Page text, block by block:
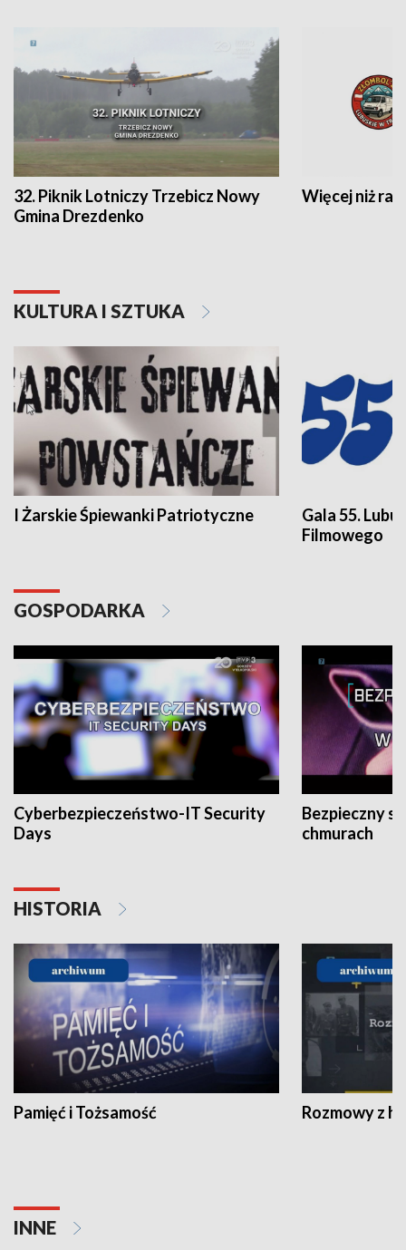
32. Piknik Lotniczy Trzebicz Nowy
Gmina Drezdenko
Więcej niż rajd
KULTURA I SZTUKA
I Żarskie Śpiewanki Patriotyczne
Gala 55.
Filmowego
GOSPODARKA
Cyberbezpieczeństwo-IT Security
Days
Bezpieczny
chmurach
HISTORIA
Pamięć i Tożsamość Rozmowy z
INNE